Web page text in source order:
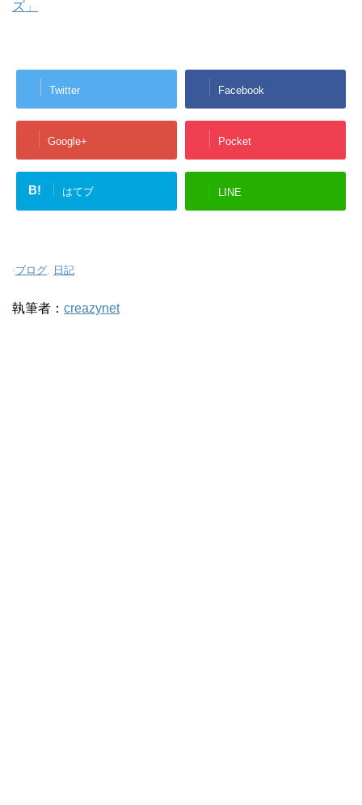
ズ」
Twitter Facebook
Google+ Pocket
B! はてブ LINE
-ブログ, 日記
執筆者： creazynet